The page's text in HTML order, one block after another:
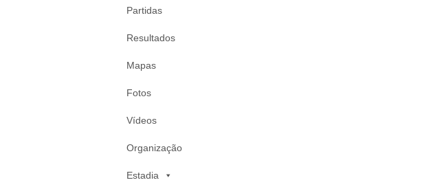
Partidas
Resultados
Mapas
Fotos
Vídeos
Organização
Estadia